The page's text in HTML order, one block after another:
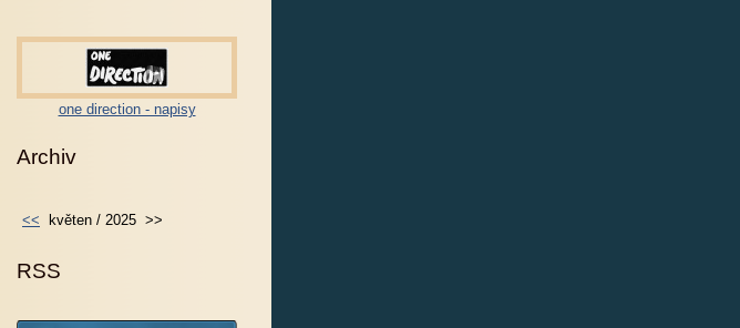
one direction - napisy
Archiv
<< květen / 2025 >>
RSS